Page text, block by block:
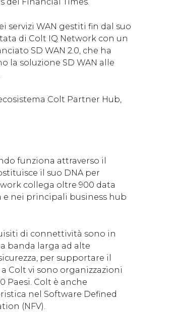
del Financial Times.
servizi WAN gestiti fin dal suo
di Colt IQ Network con un
SD WAN 2.0, che ha
la soluzione SD WAN alle
Colt Partner Hub,
funziona attraverso il
il suo DNA per
collega oltre 900 data
e nei principali business hub
di connettività sono in
banda larga ad alte
per supportare il
Colt vi sono organizzazioni
Paesi. Colt è anche
nel Software Defined
(NFV).